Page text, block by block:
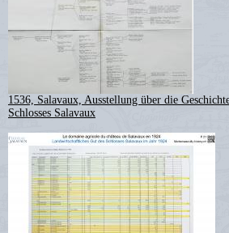
1536, Salavaux, Ausstellung über die
Schlosses Salavaux